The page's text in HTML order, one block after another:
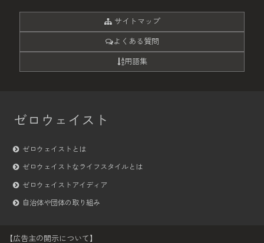
サイトマップ
よくある質問
用語集
ゼロウェイスト
ゼロウェイストとは
ゼロウェイストなライフスタイルとは
ゼロウェイストアイディア
自治体や団体の取り組み
【広告主の開示について】